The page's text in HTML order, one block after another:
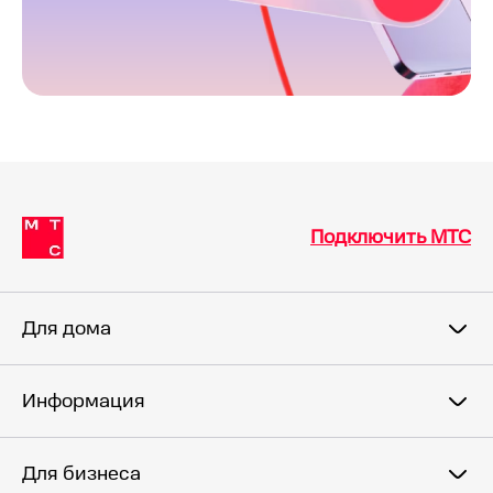
ваш номер мобильного телефона для связи.
Подключить МТС
Для дома
Информация
Для бизнеса